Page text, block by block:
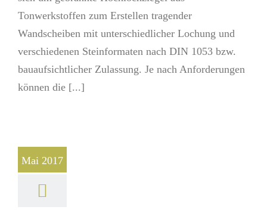
Tonwerkstoffen zum Erstellen tragender
Wandscheiben mit unterschiedlicher Lochung und
verschiedenen Steinformaten nach DIN 1053 bzw.
bauaufsichtlicher Zulassung. Je nach Anforderungen
können die [...]
Mai 2017